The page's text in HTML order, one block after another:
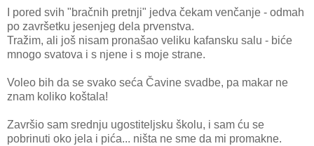
I pored svih "bračnih pretnji" jedva čekam venčanje - odmah
po završetku jesenjeg dela prvenstva.
Tražim, ali još nisam pronašao veliku kafansku salu - biće
mnogo svatova i s njene i s moje strane.
Voleo bih da se svako seća Čavine svadbe, pa makar ne
znam koliko koštala!
Završio sam srednju ugostiteljsku školu, i sam ću se
pobrinuti oko jela i pića... ništa ne sme da mi promakne.